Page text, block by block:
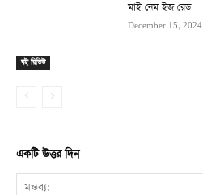
বই রিভিউ
মাই নেম ইজ রেড
December 15, 2024
একটি উত্তর দিন